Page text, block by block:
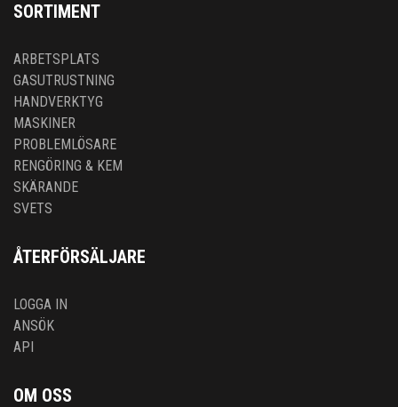
SORTIMENT
ARBETSPLATS
GASUTRUSTNING
HANDVERKTYG
MASKINER
PROBLEMLÖSARE
RENGÖRING & KEM
SKÄRANDE
SVETS
ÅTERFÖRSÄLJARE
LOGGA IN
ANSÖK
API
OM OSS